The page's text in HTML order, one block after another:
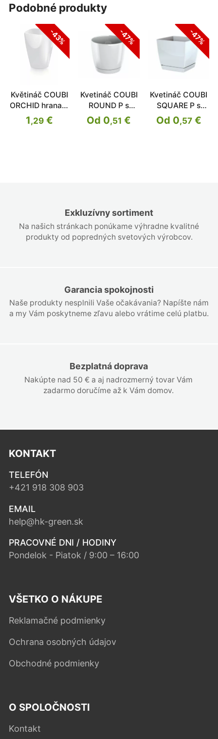
Exkluzívny sortiment
Na našich stránkach ponúkame výhradne kvalitné
produkty od popredných svetových výrobcov.
Garancia spokojnosti
Naše produkty nesplnili Vaše očakávania? Napíšte nám
a my Vám poskytneme zľavu alebo vrátime celú platbu.
Bezplatná doprava
Nakúpte nad 50 € a aj nadrozmerný tovar Vám
zadarmo doručíme až k Vám domov.
podobné produkty
-43%
Květináč COUBI
ORCHID hranatý
bílý 13,2cm
1,29€
-47%
Kvetináč COUBI
ROUND P s
miskou
Od 0,51 €
-47%
Kvetináč COUBI
SQUARE P s
miskou
Od 0,57€
KONTAKT
TELEFÓN
+421 918 308 903
EMAIL
help@hk-green.sk
PRACOVNÉ DNI / HODINY
Pondelok - Piatok / 9:00 – 16:00
VŠETKO O NÁKUPE
Reklamačné podmienky
Ochrana osobných údajov
Obchodné podmienky
O SPOLOČNOSTI
Kontakt